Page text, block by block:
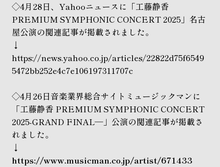
◇4月28日、Yahooニュースに「工藤静香
PREMIUM SYMPHONIC CONCERT 2025」名古
屋公演の関連記事が掲載されました。
↓
https://news.yahoo.co.jp/articles/22822d75f6549
5472bb252e4c7e106197311707c
◇4月26日音楽業界総合サイトミュージックマンに
「工藤静香 PREMIUM SYMPHONIC CONCERT
2025-GRAND FINAL―」公演の関連記事が掲載さ
れました。
↓
https://www.musicman.co.jp/artist/671433